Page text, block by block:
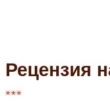
Рецензия